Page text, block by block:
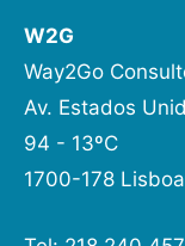
W2G
Way2Go
Av. Estados
94 - 13ºC
1700-178 Lisboa